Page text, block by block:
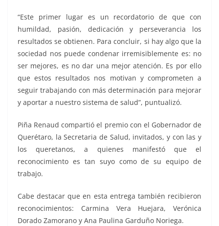
“Este primer lugar es un recordatorio de que con
humildad, pasión, dedicación y perseverancia los
resultados se obtienen. Para concluir, si hay algo que la
sociedad nos puede condenar irremisiblemente es: no
ser mejores, es no dar una mejor atención. Es por ello
que estos resultados nos motivan y comprometen a
seguir trabajando con más determinación para mejorar
y aportar a nuestro sistema de salud”, puntualizó.
Piña Renaud compartió el premio con el Gobernador de
Querétaro, la Secretaria de Salud, invitados, y con las y
los queretanos, a quienes manifestó que el
reconocimiento es tan suyo como de su equipo de
trabajo.
Cabe destacar que en esta entrega también recibieron
reconocimientos: Carmina Vera Huejara, Verónica
Dorado Zamorano y Ana Paulina Garduño Noriega.